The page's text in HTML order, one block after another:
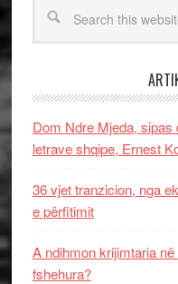
Dom Ndre Mjeda,
letrave shqipe, Ernest
36 vjet tranzicion, nga
e përfitimit
A ndihmon krijimtaria
fshehura?